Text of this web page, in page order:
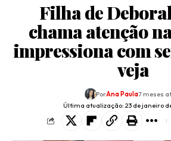
Filha de
chama atenção
impressiona com
veja
Última atualização: 23 de janeiro de
PorAna Paula7 meses